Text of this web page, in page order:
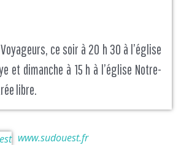
ce soir à 20 h 30 à l’église
et dimanche à 15 h à l’église Notre-
libre.
www.sudouest.fr